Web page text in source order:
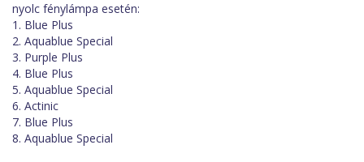
nyolc fénylámpa esetén:
1. Blue Plus
2. Aquablue Special
3. Purple Plus
4. Blue Plus
5. Aquablue Special
6. Actinic
7. Blue Plus
8. Aquablue Special